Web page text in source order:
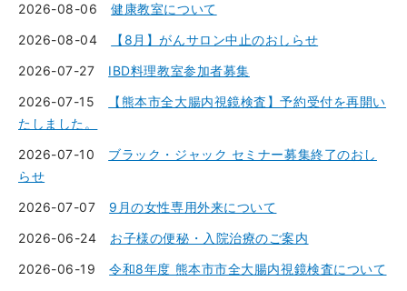
2026-08-06
健康教室について
2026-08-04
【8月】がんサロン中止のおしらせ
2026-07-27
IBD料理教室参加者募集
2026-07-15
【熊本市全大腸内視鏡検査】予約受付を再開い
たしました。
2026-07-10
ブラック・ジャック セミナー募集終了のおし
らせ
2026-07-07
9月の女性専用外来について
2026-06-24
お子様の便秘・入院治療のご案内
2026-06-19
令和8年度 熊本市市全大腸内視鏡検査について